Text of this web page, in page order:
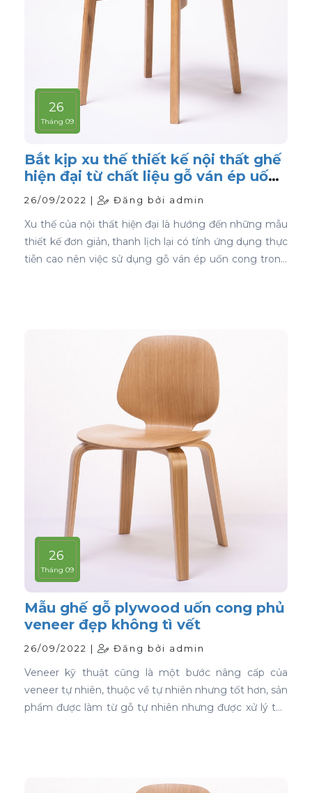
26
Tháng 09
Bắt kịp xu thế thiết kế nội thất ghế
hiện đại từ chất liệu gỗ ván ép uốn
cong
26/09/2022 | Đăng bởi admin
Xu thế của nội thất hiện đại là hướng đến những mẫu
thiết kế đơn giản, thanh lịch lại có tính ứng dụng thực
tiễn cao nên việc sử dụng gỗ ván ép uốn cong trong
26
Tháng 09
Mẫu ghế gỗ plywood uốn cong phủ
veneer đẹp không tì vết
26/09/2022 | Đăng bởi admin
Veneer kỹ thuật cũng là một bước nâng cấp của
veneer tự nhiên, thuộc về tự nhiên nhưng tốt hơn, sản
phẩm được làm từ gỗ tự nhiên nhưng được xử lý tạo